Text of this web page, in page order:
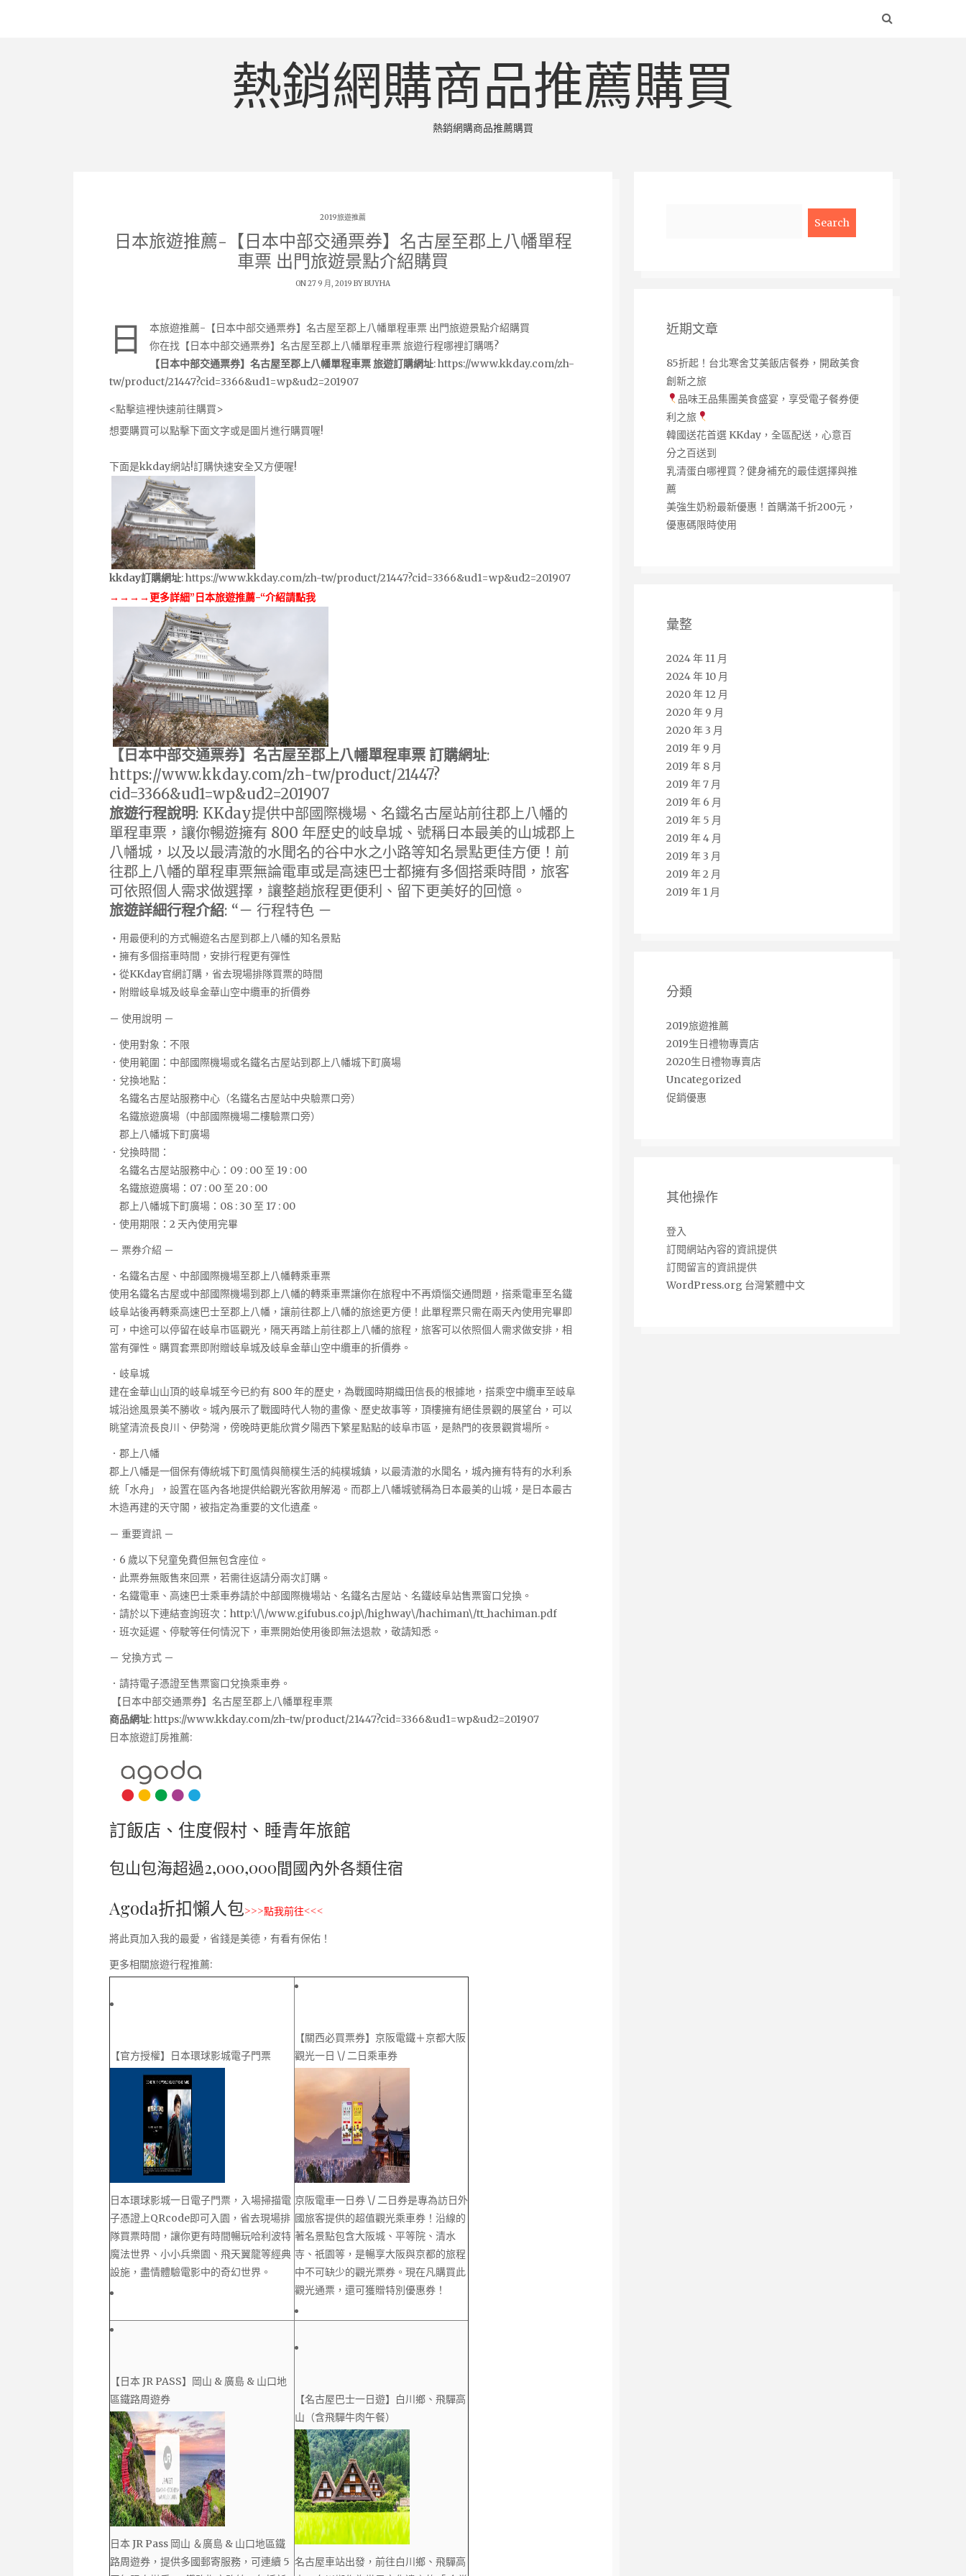
熱銷網購商品推薦購買
熱銷網購商品推薦購買
2019旅遊推薦
日本旅遊推薦-【日本中部交通票券】名古屋至郡上八幡單程
車票 出門旅遊景點介紹購買
ON 27 9 月, 2019 BYBUYHA
日
本旅遊推薦-【日本中部交通票券】名古屋至郡上八幡單程車票 出門旅遊景點介紹購買
你在找【日本中部交通票券】名古屋至郡上八幡單程車票 旅遊行程哪裡訂購嗎?
【日本中部交通票券】名古屋至郡上八幡單程車票 旅遊訂購網址:https://www.kkday.com/zh-
tw/product/21447?cid=3366&ud1=wp&ud2=201907
<點擊這裡快速前往購買>
想要購買可以點擊下面文字或是圖片進行購買喔!
下面是kkday網站!訂購快速安全又方便喔!
kkday訂購網址:https://www.kkday.com/zh-tw/product/21447?cid=3366&ud1=wp&ud2=201907
→→→→更多詳細”日本旅遊推薦-“介紹請點我
【日本中部交通票券】名古屋至郡上八幡單程車票 訂購網址:
https://www.kkday.com/zh-tw/product/21447?
cid=3366&ud1=wp&ud2=201907
旅遊行程說明: KKday提供中部國際機場、名鐵名古屋站前往郡上八幡的
單程車票，讓你暢遊擁有 800 年歷史的岐阜城、號稱日本最美的山城郡上
八幡城，以及以最清澈的水聞名的谷中水之小路等知名景點更佳方便！前
往郡上八幡的單程車票無論電車或是高速巴士都擁有多個搭乘時間，旅客
可依照個人需求做選擇，讓整趟旅程更便利、留下更美好的回憶。
旅遊詳細行程介紹: “－ 行程特色 －
・用最便利的方式暢遊名古屋到郡上八幡的知名景點
・擁有多個搭車時間，安排行程更有彈性
・從KKday官網訂購，省去現場排隊買票的時間
・附贈岐阜城及岐阜金華山空中纜車的折價券
－ 使用說明 －
．使用對象：不限
．使用範圍：中部國際機場或名鐵名古屋站到郡上八幡城下町廣場
．兌換地點：
名鐵名古屋站服務中心（名鐵名古屋站中央驗票口旁）
名鐵旅遊廣場（中部國際機場二樓驗票口旁）
郡上八幡城下町廣場
．兌換時間：
名鐵名古屋站服務中心：09 : 00 至 19 : 00
名鐵旅遊廣場：07 : 00 至 20 : 00
郡上八幡城下町廣場：08 : 30 至 17 : 00
．使用期限：2 天內使用完畢
－ 票券介紹 －
．名鐵名古屋、中部國際機場至郡上八幡轉乘車票
使用名鐵名古屋或中部國際機場到郡上八幡的轉乘車票讓你在旅程中不再煩惱交通問題，搭乘電車至名鐵
岐阜站後再轉乘高速巴士至郡上八幡，讓前往郡上八幡的旅途更方便！此單程票只需在兩天內使用完畢即
可，中途可以停留在岐阜市區觀光，隔天再踏上前往郡上八幡的旅程，旅客可以依照個人需求做安排，相
當有彈性。購買套票即附贈岐阜城及岐阜金華山空中纜車的折價券。
．岐阜城
建在金華山山頂的岐阜城至今已約有 800 年的歷史，為戰國時期織田信長的根據地，搭乘空中纜車至岐阜
城沿途風景美不勝收。城內展示了戰國時代人物的畫像、歷史故事等，頂樓擁有絕佳景觀的展望台，可以
眺望清流長良川、伊勢灣，傍晚時更能欣賞夕陽西下繁星點點的岐阜市區，是熱門的夜景觀賞場所。
．郡上八幡
郡上八幡是一個保有傳統城下町風情與簡樸生活的純樸城鎮，以最清澈的水聞名，城內擁有特有的水利系
統「水舟」，設置在區內各地提供給觀光客飲用解渴。而郡上八幡城號稱為日本最美的山城，是日本最古
木造再建的天守閣，被指定為重要的文化遺產。
－ 重要資訊 －
．6 歲以下兒童免費但無包含座位。
．此票券無販售來回票，若需往返請分兩次訂購。
．名鐵電車、高速巴士乘車券請於中部國際機場站、名鐵名古屋站、名鐵岐阜站售票窗口兌換。
．請於以下連結查詢班次：http:\/\/www.gifubus.co.jp\/highway\/hachiman\/tt_hachiman.pdf
．班次延遲、停駛等任何情況下，車票開始使用後即無法退款，敬請知悉。
－ 兌換方式 －
．請持電子憑證至售票窗口兌換乘車券。
【日本中部交通票券】名古屋至郡上八幡單程車票
商品網址:https://www.kkday.com/zh-tw/product/21447?cid=3366&ud1=wp&ud2=201907
日本旅遊訂房推薦:
訂飯店、住度假村、睡青年旅館
包山包海超過2,000,000間國內外各類住宿
Agoda折扣懶人包>>>點我前往<<<
將此頁加入我的最愛，省錢是美德，有看有保佑！
更多相關旅遊行程推薦:
【官方授權】日本環球影城電子門票
日本環球影城一日電子門票，入場掃描電
子憑證上QRcode即可入園，省去現場排
隊買票時間，讓你更有時間暢玩哈利波特
魔法世界、小小兵樂園、飛天翼龍等經典
設施，盡情體驗電影中的奇幻世界。
【關西必買票券】京阪電鐵＋京都大阪
觀光一日 \/ 二日乘車券
京阪電車一日券 \/ 二日券是專為訪日外
國旅客提供的超值觀光乘車券！沿線的
著名景點包含大阪城、平等院、清水
寺、祇園等，是暢享大阪與京都的旅程
中不可缺少的觀光票券。現在凡購買此
觀光通票，還可獲贈特別優惠券！
【日本 JR PASS】岡山 & 廣島 & 山口地
區鐵路周遊券
日本 JR Pass 岡山 ＆廣島 & 山口地區鐵
路周遊券，提供多國郵寄服務，可連續 5
【名古屋巴士一日遊】白川鄉、飛驒高
山（含飛驒牛肉午餐）
名古屋車站出發，前往白川鄉、飛驒高
近期文章
85折起！台北寒舍艾美飯店餐券，開啟美食
創新之旅
品味王品集團美食盛宴，享受電子餐券便
利之旅
韓國送花首選 KKday，全區配送，心意百
分之百送到
乳清蛋白哪裡買？健身補充的最佳選擇與推
薦
美強生奶粉最新優惠！首購滿千折200元，
優惠碼限時使用
彙整
2024 年 11 月
2024 年 10 月
2020 年 12 月
2020 年 9 月
2020 年 3 月
2019 年 9 月
2019 年 8 月
2019 年 7 月
2019 年 6 月
2019 年 5 月
2019 年 4 月
2019 年 3 月
2019 年 2 月
2019 年 1 月
分類
2019旅遊推薦
2019生日禮物專賣店
2020生日禮物專賣店
Uncategorized
促銷優惠
其他操作
登入
訂閱網站內容的資訊提供
訂閱留言的資訊提供
WordPress.org 台灣繁體中文